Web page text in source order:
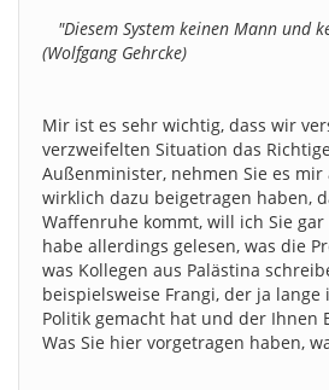
"Diesem System keinen Mann und
(Wolfgang Gehrcke)
Mir ist es sehr wichtig, dass wir
verzweifelten Situation das
Außenminister, nehmen Sie es mir
wirklich dazu beigetragen haben,
Waffenruhe kommt, will ich Sie
habe allerdings gelesen, was die
was Kollegen aus Palästina
beispielsweise Frangi, der ja lange
Politik gemacht hat und der Ihnen
Was Sie hier vorgetragen haben,